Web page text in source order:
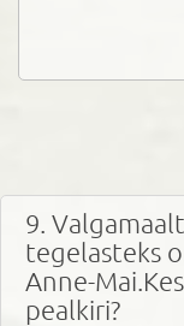
9.
tegelasteks
Anne-
pealkiri?